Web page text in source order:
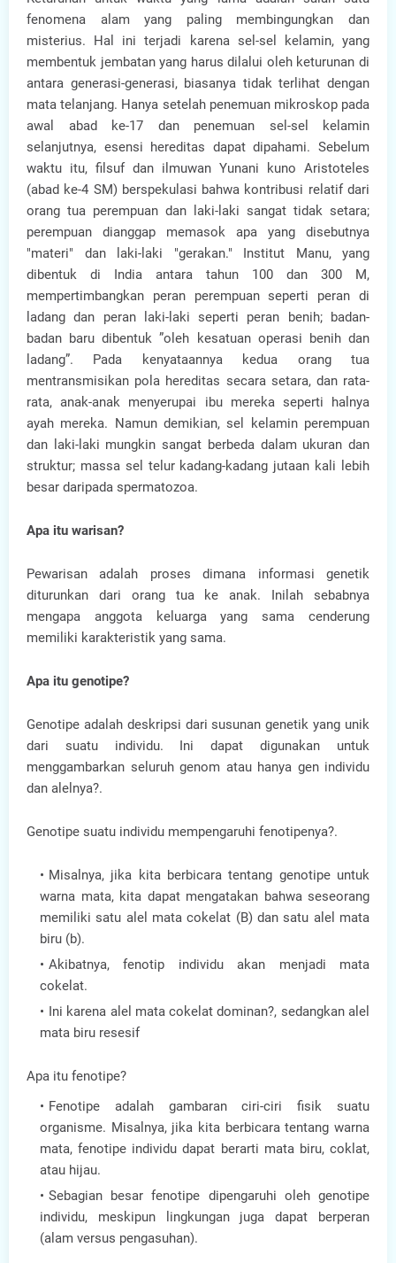
fenomena alam yang paling membingungkan dan
misterius. Hal ini terjadi karena sel-sel kelamin, yang
membentuk jembatan yang harus dilalui oleh keturunan di
antara generasi-generasi, biasanya tidak terlihat dengan
mata telanjang. Hanya setelah penemuan mikroskop pada
awal abad ke-17 dan penemuan sel-sel kelamin
selanjutnya, esensi hereditas dapat dipahami. Sebelum
waktu itu, filsuf dan ilmuwan Yunani kuno Aristoteles
(abad ke-4 SM) berspekulasi bahwa kontribusi relatif dari
orang tua perempuan dan laki-laki sangat tidak setara;
perempuan dianggap memasok apa yang disebutnya
"materi" dan laki-laki "gerakan." Institut Manu, yang
dibentuk di India antara tahun 100 dan 300 M,
mempertimbangkan peran perempuan seperti peran di
ladang dan peran laki-laki seperti peran benih; badan-
badan baru dibentuk ”oleh kesatuan operasi benih dan
ladang”. Pada kenyataannya kedua orang tua
mentransmisikan pola hereditas secara setara, dan rata-
rata, anak-anak menyerupai ibu mereka seperti halnya
ayah mereka. Namun demikian, sel kelamin perempuan
dan laki-laki mungkin sangat berbeda dalam ukuran dan
struktur; massa sel telur kadang-kadang jutaan kali lebih
besar daripada spermatozoa.
Apa itu warisan?
Pewarisan adalah proses dimana informasi genetik
diturunkan dari orang tua ke anak. Inilah sebabnya
mengapa anggota keluarga yang sama cenderung
memiliki karakteristik yang sama.
Apa itu genotipe?
Genotipe adalah deskripsi dari susunan genetik yang unik
dari suatu individu. Ini dapat digunakan untuk
menggambarkan seluruh genom atau hanya gen individu
dan alelnya?.
Genotipe suatu individu mempengaruhi fenotipenya?.
Misalnya, jika kita berbicara tentang genotipe untuk
warna mata, kita dapat mengatakan bahwa seseorang
memiliki satu alel mata cokelat (B) dan satu alel mata
biru (b).
Akibatnya, fenotip individu akan menjadi mata
cokelat.
Ini karena alel mata cokelat dominan?, sedangkan alel
mata biru resesif
Apa itu fenotipe?
Fenotipe adalah gambaran ciri-ciri fisik suatu
organisme. Misalnya, jika kita berbicara tentang warna
mata, fenotipe individu dapat berarti mata biru, coklat,
atau hijau.
Sebagian besar fenotipe dipengaruhi oleh genotipe
individu, meskipun lingkungan juga dapat berperan
(alam versus pengasuhan).